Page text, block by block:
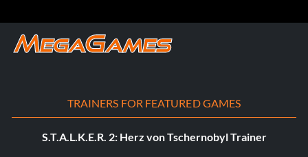
TRAINERS FOR FEATURED GAMES
S.T.A.L.K.E.R. 2: Herz von Tschernobyl Trainer